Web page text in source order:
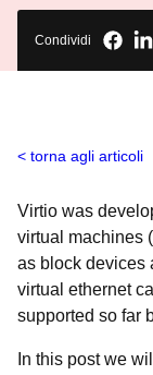
Condividi
torna agli articoli
Virtio was
virtual machines
as block devices
virtual ethernet
supported so far
In this post we